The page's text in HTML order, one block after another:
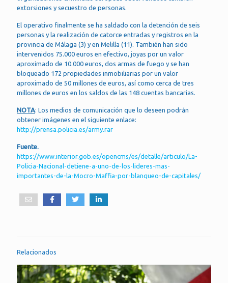
extorsiones y secuestro de personas.
El operativo finalmente se ha saldado con la detención de seis
personas y la realización de catorce entradas y registros en la
provincia de Málaga (3) y en Melilla (11). También han sido
intervenidos 75.000 euros en efectivo, joyas por un valor
aproximado de 10.000 euros, dos armas de fuego y se han
bloqueado 172 propiedades inmobiliarias por un valor
aproximado de 50 millones de euros, así como cerca de tres
millones de euros en los saldos de las 148 cuentas bancarias.
NOTA: Los medios de comunicación que lo deseen podrán
obtener imágenes en el siguiente enlace:
http://prensa.policia.es/army.rar
Fuente.
https://www.interior.gob.es/opencms/es/detalle/articulo/La-
Policia-Nacional-detiene-a-uno-de-los-lideres-mas-
importantes-de-la-Mocro-Maffia-por-blanqueo-de-capitales/
Relacionados